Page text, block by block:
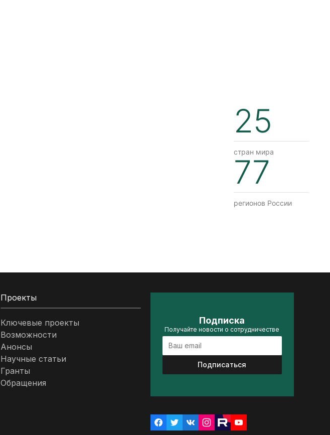
25
стран мира
77
регионов России
Проекты
Ключевые проекты
Возможности
Анонсы
Научные статьи
Гранты
Обращения
Подписка
Получайте новости о сотрудничестве
Подписаться